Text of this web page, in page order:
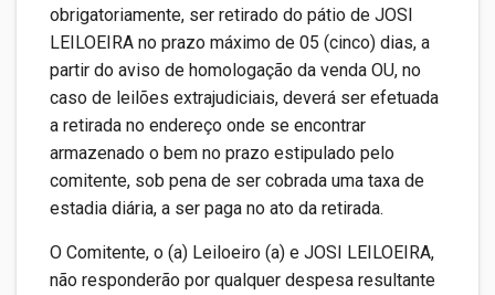
obrigatoriamente, ser retirado do pátio de JOSI
LEILOEIRA no prazo máximo de 05 (cinco) dias, a
partir do aviso de homologação da venda OU, no
caso de leilões extrajudiciais, deverá ser efetuada
a retirada no endereço onde se encontrar
armazenado o bem no prazo estipulado pelo
comitente, sob pena de ser cobrada uma taxa de
estadia diária, a ser paga no ato da retirada.
O Comitente, o (a) Leiloeiro (a) e JOSI LEILOEIRA,
não responderão por qualquer despesa resultante